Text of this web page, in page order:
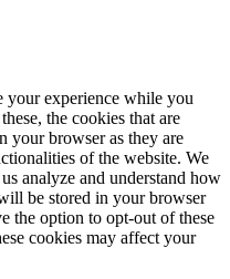
your experience while you
the cookies that are
your browser as they are
of the website. We
analyze and understand how
be stored in your browser
the option to opt-out of these
cookies may affect your